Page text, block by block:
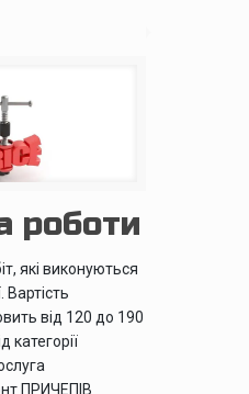
роботи
які виконуються
Вартість
від 120 до 190
категорії
ПРИЧЕПІВ